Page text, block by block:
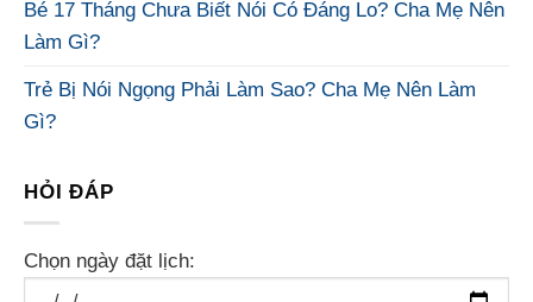
Bé 17 Tháng Chưa Biết Nói Có Đáng Lo? Cha Mẹ Nên
Làm Gì?
Trẻ Bị Nói Ngọng Phải Làm Sao? Cha Mẹ Nên Làm
Gì?
HỎI ĐÁP
Chọn ngày đặt lịch: